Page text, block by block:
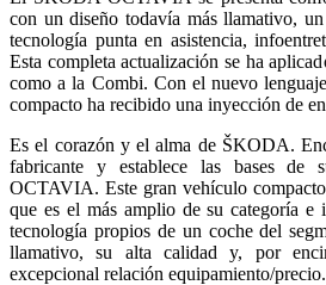
con un diseño todavía más llamativo,
tecnología punta en asistencia,
Esta completa actualización se ha
como a la Combi. Con el nuevo
compacto ha recibido una inyección de
Es el corazón y el alma de ŠKODA.
fabricante y establece las bases
OCTAVIA. Este gran vehículo
que es el más amplio de su categoría e
tecnología propios de un coche del
llamativo, su alta calidad y, por
excepcional relación equipamiento/precio.